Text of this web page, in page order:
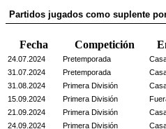
Partidos jugados como suplente
Fecha Competición
24.07.2024 Pretemporada
31.07.2024 Pretemporada
31.08.2024 Primera División
15.09.2024 Primera División
21.09.2024 Primera División
24.09.2024 Primera División